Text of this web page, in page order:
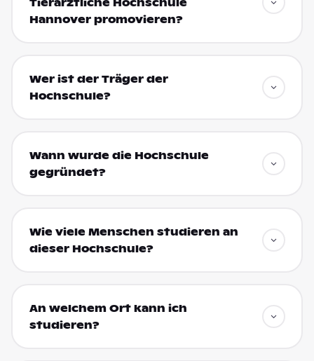
Tierärztliche Hochschule
Hannover promovieren?
Wer ist der Träger der
Hochschule?
Wann wurde die Hochschule
gegründet?
Wie viele Menschen studieren an
dieser Hochschule?
An welchem Ort kann ich
studieren?